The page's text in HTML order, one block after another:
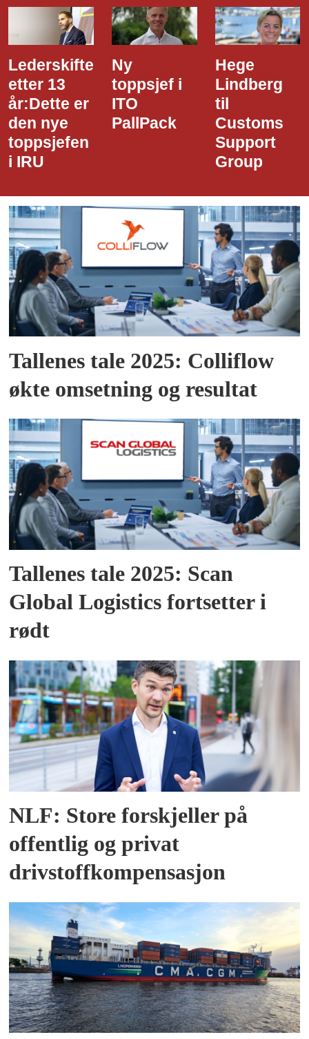
Lederskifte
etter 13
år:Dette er
den nye
toppsjefen
i IRU
Ny
toppsjef i
ITO
PallPack
Hege
Lindberg
til
Customs
Support
Group
Tallenes tale 2025: Colliflow
økte omsetning og resultat
Tallenes tale 2025: Scan
Global Logistics fortsetter i
rødt
NLF: Store forskjeller på
offentlig og privat
drivstoffkompensasjon